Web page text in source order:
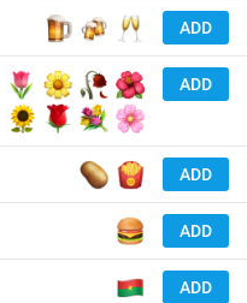
ADD
ADD
ADD
ADD
ADD